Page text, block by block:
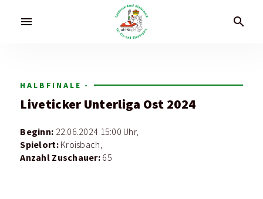
menu search
HALBFINALE -
Liveticker Unterliga Ost 2024
Beginn: 22.06.2024 15:00 Uhr,
Spielort: Kroisbach,
Anzahl Zuschauer: 65